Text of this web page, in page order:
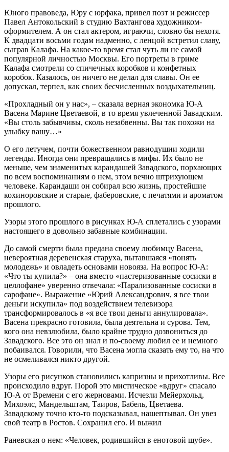
Юного правоведа, Юру с юрфака, привел поэт и режиссер
Павел Антокольский в студию Вахтангова художником-
оформителем. А он стал актером, играючи, словно бы нехотя.
К двадцати восьми годам надменно, с ленцой встретил славу,
сыграв Калафа. На какое-то время стал чуть ли не самой
популярной личностью Москвы. Его портреты в гриме
Калафа смотрели со спичечных коробков и конфетных
коробок. Казалось, он ничего не делал для славы. Он ее
допускал, терпел, как своих бесчисленных воздыхательниц.
«Прохладный он у нас», – сказала верная экономка Ю-А
Васена Марине Цветаевой, в то время увлеченной Завадским.
«Вы столь забывчивы, сколь незабвенны. Вы так похожи на
улыбку вашу…»
О его летучем, почти божественном равнодушии ходили
легенды. Иногда они превращались в мифы. Их было не
меньше, чем знаменитых карандашей Завадского, порхающих
по всем воспоминаниям о нем, этом вечно штрихующем
человеке. Карандаши он собирал всю жизнь, простейшие
кохиноровские и старые, фаберовские, с печатями и ароматом
прошлого.
Узоры этого прошлого в рисунках Ю-А сплетались с узорами
настоящего в довольно забавные комбинации.
До самой смерти была предана своему любимцу Васена,
невероятная деревенская старуха, пытавшаяся «понять
молодежь» и овладеть основами новояза. На вопрос Ю-А:
«Что ты купила?» – она вместо «пастеризованные сосиски в
целлофане» уверенно отвечала: «Парализованные сосиски в
сарофане». Выражение «Юрий Александрович, я все твои
деньги искупила» под воздействием телевизора
трансформировалось в «я все твои деньги аннулировала».
Васена прекрасно готовила, была деятельна и сурова. Тем,
кого она невзлюбила, было крайне трудно дозвониться до
Завадского. Все это он знал и по-своему любил ее и немного
побаивался. Говорили, что Васена могла сказать ему то, на что
не осмеливался никто другой.
Узоры его рисунков становились капризны и прихотливы. Все
происходило вдруг. Порой это мистическое «вдруг» спасало
Ю-А от Времени с его жерновами. Исчезли Мейерхольд,
Михоэлс, Мандельштам, Таиров, Бабель, Цветаева.
Завадскому точно кто-то подсказывал, нашептывал. Он увез
свой театр в Ростов. Сохранил его. И выжил
Раневская о нем: «Человек, родившийся в енотовой шубе».